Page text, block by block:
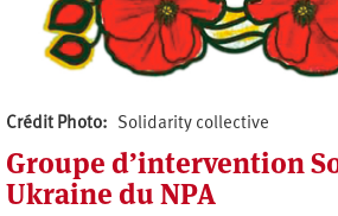
Crédit Photo Solidarity collective
Groupe d’intervention
Ukraine du NPA